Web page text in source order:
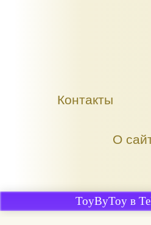
Контакты
О
ToyByToy в